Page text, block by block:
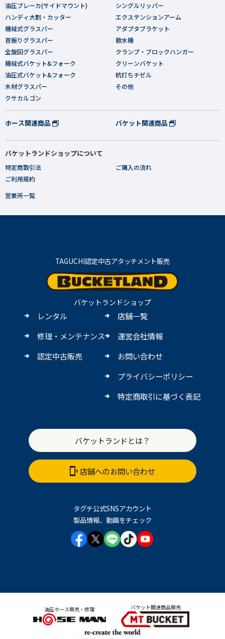
油圧ブレーカ(サイドマウント)
ハンディ大割・カッター
機械式グラスパー
首振りグラスパー
全旋回グラスパー
機械式バケット&フォーク
油圧式バケット&フォーク
木材グラスパー
クサカルゴン
シングルリッパー
エクステンションアーム
アダプタブラケット
散水機
クランプ・ブロックハンガー
クリーンバケット
杭打ちチゼル
その他
ホース関連商品 バケット関連商品
バケットランドショップについて
特定商取引法
ご利用規約
ご購入の流れ
営業所一覧
TAGUCHI認定中古アタッチメント販売
バケットランドショップ
レンタル
修理・メンテナンス
認定中古販売
店舗一覧
運営会社情報
お問い合わせ
プライバシーポリシー
特定商取引に基づく表記
バケットランドとは？
店舗へのお問い合わせ
タグチ公式SNSアカウント
製品情報、動画をチェック
油圧ホース販売・修理 バケット関連商品販売